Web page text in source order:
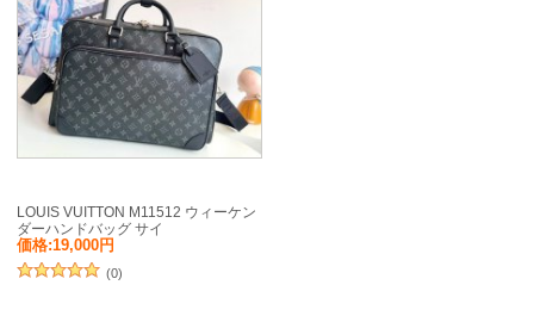
LOUIS VUITTON M11512 ウィーケン
ダーハンドバッグ サイ
ズ:46x31x18cm
価格:19,000円
(0)